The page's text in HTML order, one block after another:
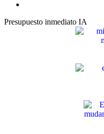
Presupuesto inmediato IA